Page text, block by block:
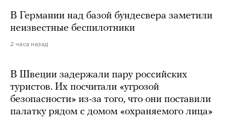
В Германии над базой бундесвера заметили
неизвестные беспилотники
2 часа назад
В Швеции задержали пару российских
туристов. Их посчитали «угрозой
безопасности» из-за того, что они поставили
палатку рядом с домом «охраняемого лица»